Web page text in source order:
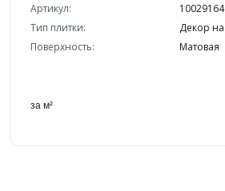
Артикул:
Тип плитки:
Декор
Поверхность:
Матовая
за м²